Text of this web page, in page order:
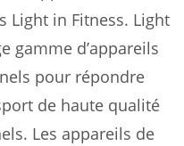
Light in Fitness. Light
gamme d’appareils
pour répondre
de haute qualité
Les appareils de